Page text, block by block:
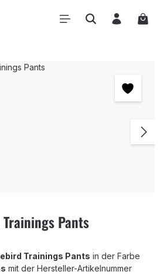
Pants
Trainings Pants in der Farbe
mit der Hersteller-Artikelnummer